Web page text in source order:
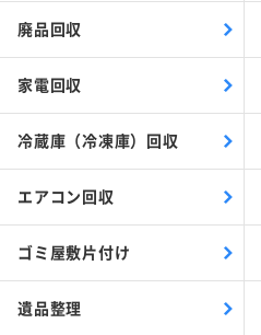
廃品回収
家電回収
冷蔵庫（冷凍庫）回収
エアコン回収
ゴミ屋敷片付け
遺品整理